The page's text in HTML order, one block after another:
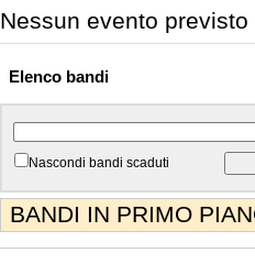
Nessun evento previsto
Elenco bandi
Nascondi bandi scaduti
BANDI IN PRIMO